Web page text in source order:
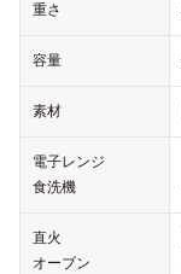
重さ
容量
素材
電子レンジ
食洗機
直火
オーブン